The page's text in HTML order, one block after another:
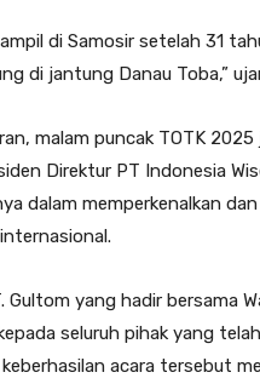
di Samosir setelah 31
di jantung Danau Toba,”
malam puncak TOTK
Direktur PT Indonesia
dalam memperkenalkan
Gultom yang hadir bersama
seluruh pihak yang
acara tersebut